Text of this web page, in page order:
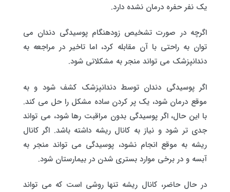
یک نفر حفره درمان نشده دارد.
اگرچه در صورت تشخیص زودهنگام پوسیدگی دندان می
توان به راحتی با آن مقابله کرد، اما تاخیر در مراجعه به
دندانپزشک می تواند منجر به مشکلاتی شود.
اگر پوسیدگی دندان توسط دندانپزشک کشف شود و به
موقع درمان شود، یک پر کردن ساده مشکل را حل می کند.
با این حال، اگر پوسیدگی بدون مراقبت رها شود، می تواند
جدی تر شود و نیاز به کانال ریشه داشته باشد. اگر کانال
ریشه به موقع انجام نشود، پوسیدگی می تواند منجر به
آبسه و در برخی موارد بستری شدن در بیمارستان شود.
در حال حاضر، کانال ریشه تنها روشی است که می تواند